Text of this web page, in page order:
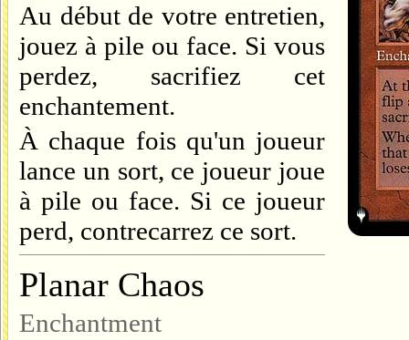
Au début de votre entretien,
jouez à pile ou face. Si vous
perdez, sacrifiez cet
enchantement.
À chaque fois qu'un joueur
lance un sort, ce joueur joue
à pile ou face. Si ce joueur
perd, contrecarrez ce sort.
Planar Chaos
Enchantment